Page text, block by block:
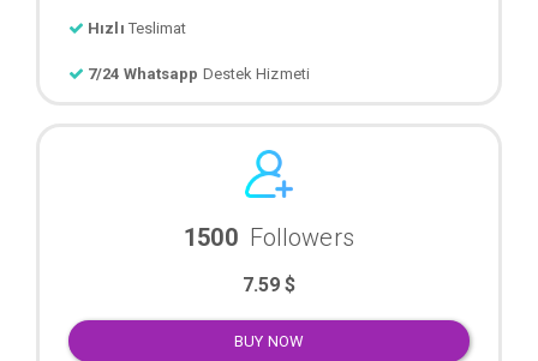
Hızlı Teslimat
7/24 Whatsapp Destek Hizmeti
1500 Followers
7.59 $
BUY NOW